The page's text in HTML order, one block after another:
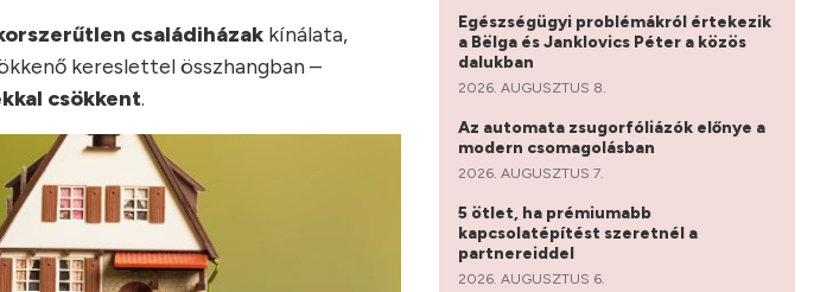
családiházak kínálata,
kereslettel összhangban –
csökkent.
Egészségügyi problémákról értekezik
a Bëlga és Janklovics Péter a közös
dalukban
2026. AUGUSZTUS 8.
Az automata zsugorfóliázók előnye a
modern csomagolásban
2026. AUGUSZTUS 7.
5 ötlet, ha prémiumabb
kapcsolatépítést szeretnél a
partnereiddel
2026. AUGUSZTUS 6.